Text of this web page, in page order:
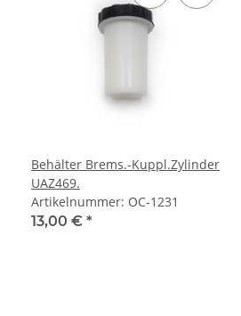
Behälter Brems.-Kuppl.Zylinder
UAZ469.
Artikelnummer: OC-1231
13,00 € *